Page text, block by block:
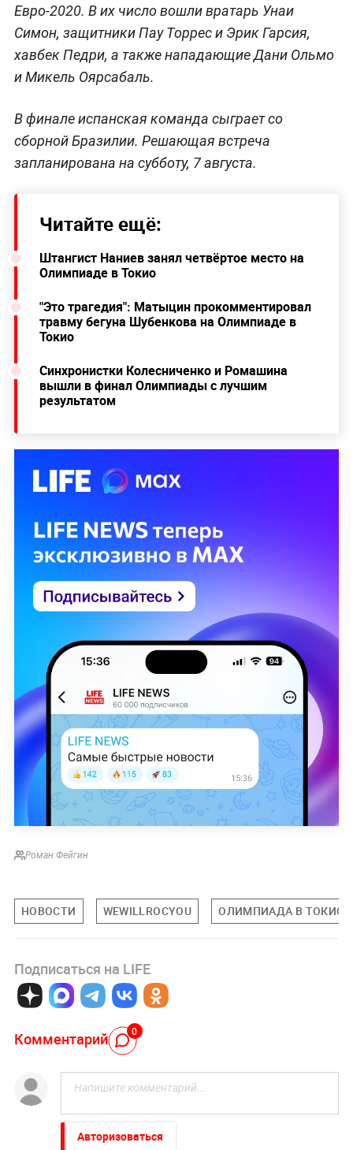
Евро-2020. В их число вошли вратарь Унаи
Симон, защитники Пау Торрес и Эрик Гарсия,
хавбек Педри, а также нападающие Дани Ольмо
и Микель Оярсабаль.
В финале испанская команда сыграет со
сборной Бразилии. Решающая встреча
запланирована на субботу, 7 августа.
Читайте ещё:
Штангист Наниев занял четвёртое место на
Олимпиаде в Токио
"Это трагедия": Матыцин прокомментировал
травму бегуна Шубенкова на Олимпиаде в
Токио
Синхронистки Колесниченко и Ромашина
вышли в финал Олимпиады с лучшим
результатом
Роман Фейгин
НОВОСТИ WEWILLROCYOU ОЛИМПИАДА В ТОКИО
Подписаться на LIFE
Комментарий 0
Авторизоваться